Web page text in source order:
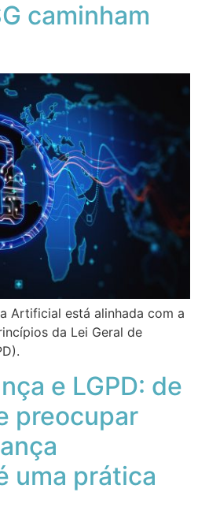
caminham
Artificial está alinhada com a
da Lei Geral de
e LGPD: de
preocupar
uma prática